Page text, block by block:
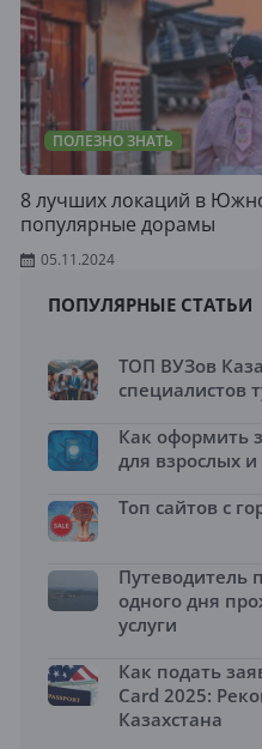
ПОЛЕЗНО ЗНАТЬ
8 лучших локаций в
популярные дорамы
05.11.2024
ПОПУЛЯРНЫЕ СТАТЬИ
ТОП ВУЗов
специалистов
Как оформить
для взрослых и
Топ сайтов с
Путеводитель
одного дня
услуги
Как подать
Card 2025:
Казахстана